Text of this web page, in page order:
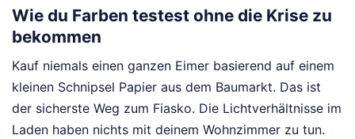
Wie du Farben testest ohne die Krise zu
bekommen
Kauf niemals einen ganzen Eimer basierend auf einem
kleinen Schnipsel Papier aus dem Baumarkt. Das ist
der sicherste Weg zum Fiasko. Die Lichtverhältnisse im
Laden haben nichts mit deinem Wohnzimmer zu tun.